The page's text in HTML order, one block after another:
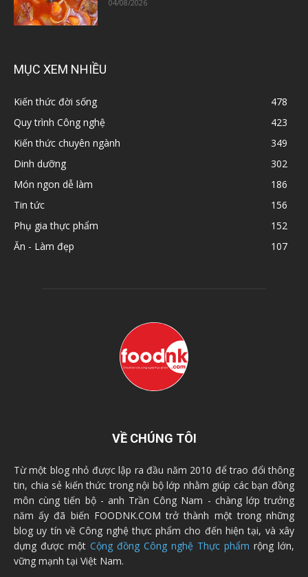
04/08/2026
MỤC XEM NHIỀU
Kiến thức đời sống
478
Quy trình Công nghệ
423
Kiến thức chuyên ngành
349
Dinh dưỡng
302
Món ngon dễ làm
186
Tin tức
156
Phụ gia thực phẩm
152
Ăn - Làm đẹp
107
VỀ CHÚNG TÔI
Từ một blog nhỏ được lập ra đầu năm 2010 để trao đổi thông
tin, chia sẻ kiến thức trong nội bộ lớp nhằm giúp các bạn đồng
môn cùng tiến bộ - anh Trần Công Nam - chàng lớp trưởng
năm ấy đã biến FOODNK.COM trở thành một trong những
blog uy tín về Công nghệ thực phẩm cho đến hiện tại, và xây
dựng được một Cộng đồng Công nghệ Thực phẩm rộng lớn,
vững mạnh tại Việt Nam.